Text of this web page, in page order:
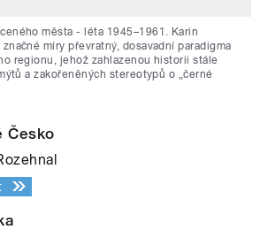
města - léta 1945–1961. Karin
míry převratný, dosavadní paradigma
regionu, jehož zahlazenou historii stále
a zakořeněných stereotypů o „černé
Česko